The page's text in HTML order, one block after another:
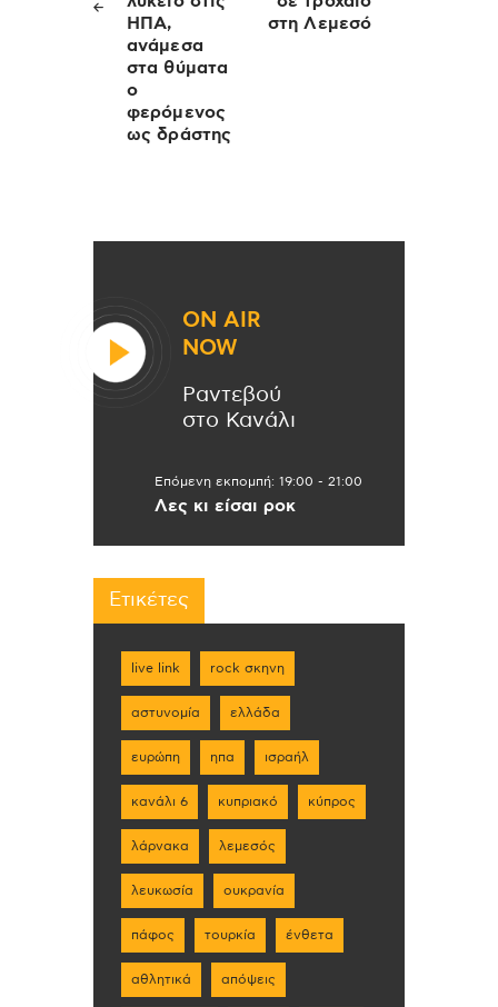
ΗΠΑ,
ανάμεσα
στα θύματα
ο
φερόμενος
ως δράστης
στη Λεμεσό
ON AIR
NOW
Ραντεβού
στο Κανάλι
Επόμενη εκπομπή: 19:00 - 21:00
Λες κι είσαι ροκ
Ετικέτες
live link rock σκηνη
αστυνομία ελλάδα
ευρώπη ηπα ισραήλ
κανάλι 6 κυπριακό κύπρος
λάρνακα λεμεσός
λευκωσία ουκρανία
πάφος τουρκία ένθετα
αθλητικά απόψεις